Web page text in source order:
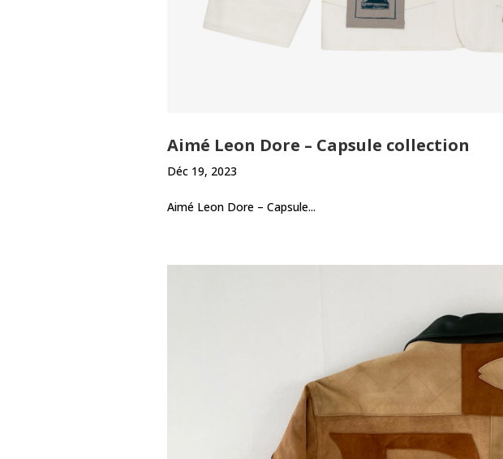
Aimé Leon Dore – Capsule collection
Déc 19, 2023
Aimé Leon Dore – Capsule...